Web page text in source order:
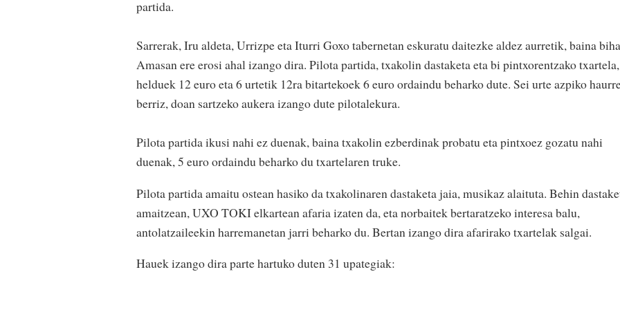
partida.
Sarrerak, Iru aldeta, Urrizpe eta Iturri Goxo tabernetan eskuratu daitezke aldez aurretik, baina
Amasan ere erosi ahal izango dira. Pilota partida, txakolin dastaketa eta bi pintxorentzako txartela,
helduek 12 euro eta 6 urtetik 12ra bitartekoek 6 euro ordaindu beharko dute. Sei urte azpiko
berriz, doan sartzeko aukera izango dute pilotalekura.
Pilota partida ikusi nahi ez duenak, baina txakolin ezberdinak probatu eta pintxoez gozatu nahi
duenak, 5 euro ordaindu beharko du txartelaren truke.
Pilota partida amaitu ostean hasiko da txakolinaren dastaketa jaia, musikaz alaituta. Behin
amaitzean, UXO TOKI elkartean afaria izaten da, eta norbaitek bertaratzeko interesa balu,
antolatzaileekin harremanetan jarri beharko du. Bertan izango dira afarirako txartelak salgai.
Hauek izango dira parte hartuko duten 31 upategiak: